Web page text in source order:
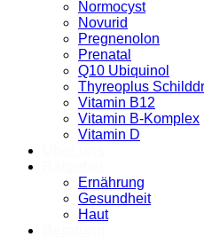
Normocyst
Novurid
Pregnenolon
Prenatal
Q10 Ubiquinol
Thyreoplus
Vitamin B12
Vitamin B-Komplex
Vitamin D
Ernährung
Gesundheit
Haut